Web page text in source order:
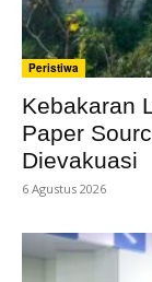
Peristiwa
Kebakaran
Paper
Dievakuasi
6 Agustus 2026